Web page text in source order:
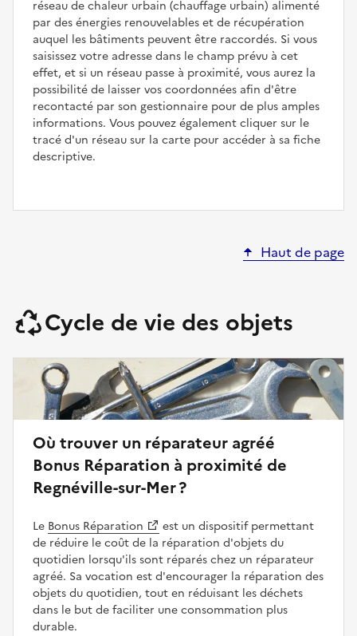
réseau de chaleur urbain (chauffage urbain) alimenté
par des énergies renouvelables et de récupération
auquel les bâtiments peuvent être raccordés. Si vous
saisissez votre adresse dans le champ prévu à cet
effet, et si un réseau passe à proximité, vous aurez la
possibilité de laisser vos coordonnées afin d'être
recontacté par son gestionnaire pour de plus amples
informations. Vous pouvez également cliquer sur le
tracé d'un réseau sur la carte pour accéder à sa fiche
descriptive.
Haut de page
Cycle de vie des objets
Où trouver un réparateur agréé
Bonus Réparation à proximité de
Regnéville-sur-Mer ?
Le Bonus Réparation
est un dispositif permettant
de réduire le coût de la réparation d'objets du
quotidien lorsqu'ils sont réparés chez un réparateur
agréé. Sa vocation est d'encourager la réparation des
objets du quotidien, tout en réduisant les déchets
dans le but de faciliter une consommation plus
durable.